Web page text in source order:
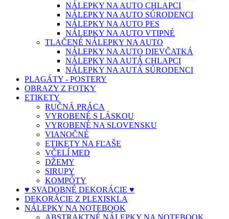
NÁLEPKY NA AUTO CHLAPCI
NÁLEPKY NA AUTO SÚRODENCI
NÁLEPKY NA AUTO PES
NÁLEPKY NA AUTO VTIPNÉ
TLAČENÉ NÁLEPKY NA AUTO
NÁLEPKY NA AUTO DIEVČATKÁ
NÁLEPKY NA AUTÁ CHLAPCI
NÁLEPKY NA AUTÁ SÚRODENCI
PLAGÁTY - POSTERY
OBRAZY Z FOTKY
ETIKETY
RUČNÁ PRÁCA
VYROBENÉ S LÁSKOU
VYROBENÉ NA SLOVENSKU
VIANOČNÉ
ETIKETY NA FĽAŠE
VČELÍ MED
DŽEMY
SIRUPY
KOMPÓTY
♥ SVADOBNÉ DEKORÁCIE ♥
DEKORÁCIE Z PLEXISKLA
NÁLEPKY NA NOTEBOOK
ABSTRAKTNÉ NÁLEPKY NA NOTEBOOK